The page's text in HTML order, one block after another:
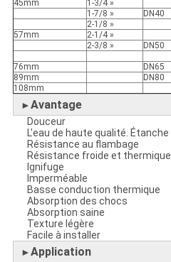
45mm 1-3/4 »
1-7/8 »
DN40
2-1/8 »
57mm
2-1/4 »
2-3/8 »
DN50
76mm
DN65
89mm
DN80
108mm
►Avantage
Douceur
L'eau de haute qualité.
Résistance au flambage
Résistance froide et thermique
Ignifuge
Imperméable
Basse conduction thermique
Absorption des chocs
Absorption saine
Texture légère
Facile à installer
►Application